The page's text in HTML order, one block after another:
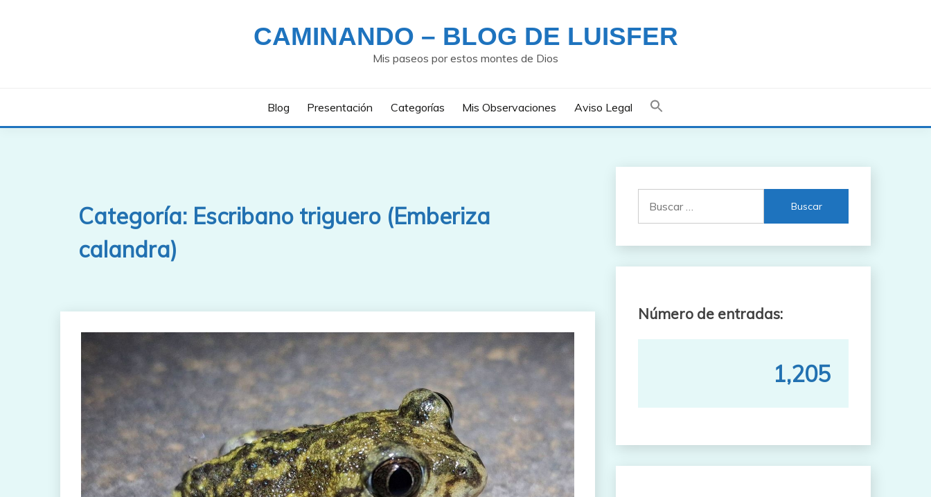
CAMINANDO – BLOG DE LUISFER
Mis paseos por estos montes de Dios
Blog Presentación Categorías Mis Observaciones Aviso Legal
Categoría: Escribano triguero (Emberiza
calandra)
Número de entradas:
1,205